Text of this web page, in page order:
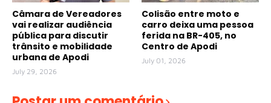
Câmara de Vereadores
vai realizar audiência
pública para discutir
trânsito e mobilidade
urbana de Apodi
July 29, 2026
Colisão entre moto e
carro deixa uma pessoa
ferida na BR-405, no
Centro de Apodi
July 01, 2026